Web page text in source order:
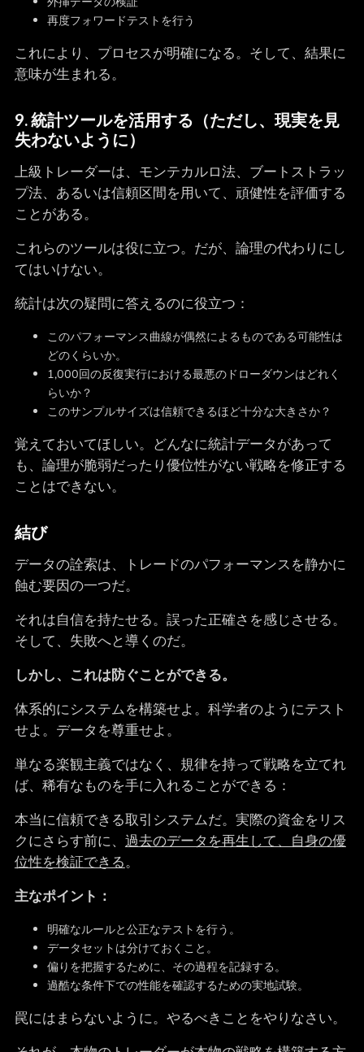
再度フォワードテストを行う
これにより、プロセスが明確になる。そして、結果に
意味が生まれる。
9. 統計ツールを活用する（ただし、現実を見
失わないように）
上級トレーダーは、モンテカルロ法、ブートストラッ
プ法、あるいは信頼区間を用いて、頑健性を評価する
ことがある。
これらのツールは役に立つ。だが、論理の代わりにし
てはいけない。
統計は次の疑問に答えるのに役立つ：
このパフォーマンス曲線が偶然によるものである可能性は
どのくらいか。
1,000回の反復実行における最悪のドローダウンはどれく
らいか？
このサンプルサイズは信頼できるほど十分な大きさか？
覚えておいてほしい。どんなに統計データがあって
も、論理が脆弱だったり優位性がない戦略を修正する
ことはできない。
結び
データの詮索は、トレードのパフォーマンスを静かに
蝕む要因の一つだ。
それは自信を持たせる。誤った正確さを感じさせる。
そして、失敗へと導くのだ。
しかし、これは防ぐことができる。
体系的にシステムを構築せよ。科学者のようにテスト
せよ。データを尊重せよ。
単なる楽観主義ではなく、規律を持って戦略を立てれ
ば、稀有なものを手に入れることができる：
本当に信頼できる取引システムだ。実際の資金をリス
クにさらす前に、 過去のデータを再生して、自身の優
位性を検証できる。
主なポイント：
明確なルールと公正なテストを行う。
データセットは分けておくこと。
偏りを把握するために、その過程を記録する。
過酷な条件下での性能を確認するための実地試験。
罠にはまらないように。やるべきことをやりなさい。